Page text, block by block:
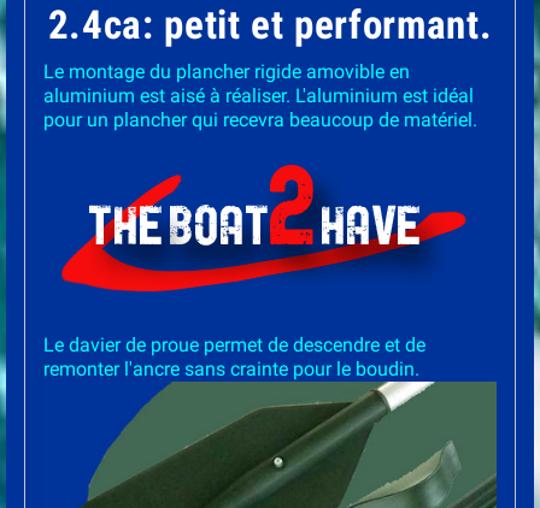
2.4ca: petit et performant.
Le montage du plancher rigide amovible en
aluminium est aisé à réaliser. L'aluminium est idéal
pour un plancher qui recevra beaucoup de matériel.
Le davier de proue permet de descendre et de
remonter l'ancre sans crainte pour le boudin.